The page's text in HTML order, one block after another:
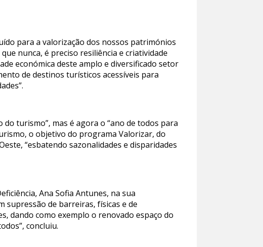
para a valorização dos nossos patrimónios
nunca, é preciso resiliência e criatividade
económica deste amplo e diversificado setor
de destinos turísticos acessíveis para
turismo”, mas é agora o “ano de todos para
o objetivo do programa Valorizar, do
“esbatendo sazonalidades e disparidades
Ana Sofia Antunes, na sua
supressão de barreiras, físicas e de
dando como exemplo o renovado espaço do
concluiu.